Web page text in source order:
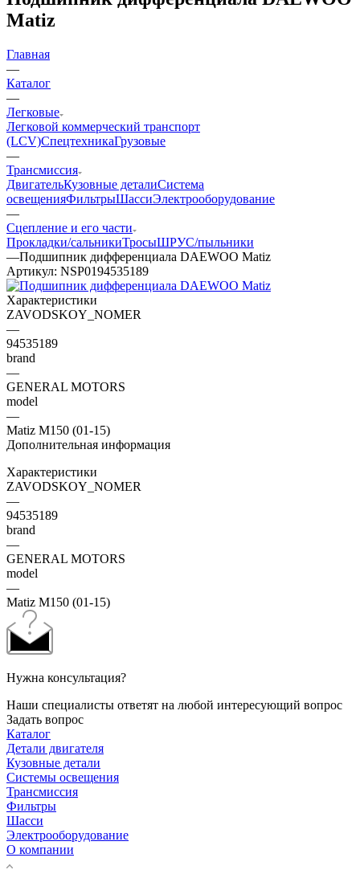
Matiz
Главная
—
Каталог
—
Легковые
Легковой коммерческий транспорт
(LCV)СпецтехникаГрузовые
—
Трансмиссия
ДвигательКузовные деталиСистема
освещенияФильтрыШассиЭлектрооборудование
—
Сцепление и его части
Прокладки/сальникиТросыШРУС/пыльники
—Подшипник дифференциала DAEWOO Matiz
Артикул: NSP0194535189
Характеристики
ZAVODSKOY_NOMER
—
94535189
brand
—
GENERAL MOTORS
model
—
Matiz M150 (01-15)
Дополнительная информация
Характеристики
ZAVODSKOY_NOMER
—
94535189
brand
—
GENERAL MOTORS
model
—
Matiz M150 (01-15)
Нужна консультация?
Наши специалисты ответят на любой интересующий вопрос
Задать вопрос
Каталог
Детали двигателя
Кузовные детали
Системы освещения
Трансмиссия
Фильтры
Шасси
Электрооборудование
О компании